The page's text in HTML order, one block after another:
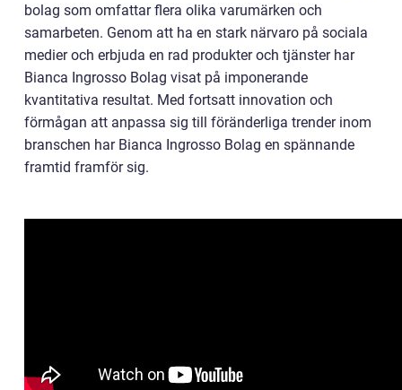
bolag som omfattar flera olika varumärken och
samarbeten. Genom att ha en stark närvaro på sociala
medier och erbjuda en rad produkter och tjänster har
Bianca Ingrosso Bolag visat på imponerande
kvantitativa resultat. Med fortsatt innovation och
förmågan att anpassa sig till föränderliga trender inom
branschen har Bianca Ingrosso Bolag en spännande
framtid framför sig.